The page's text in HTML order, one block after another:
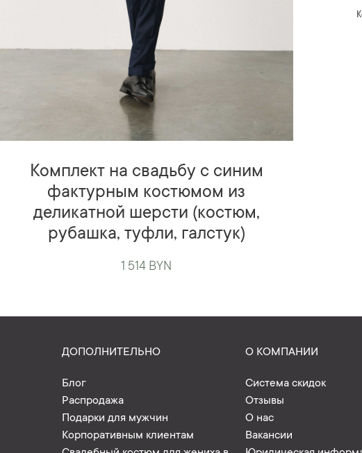
Комплект на свадьбу с синим
фактурным костюмом из
деликатной шерсти (костюм,
рубашка, туфли, галстук)
1 514 BYN
ДОПОЛНИТЕЛЬНО
Блог
Распродажа
Подарки для мужчин
Корпоративным клиентам
О КОМПАНИИ
Система скидок
Отзывы
О нас
Вакансии